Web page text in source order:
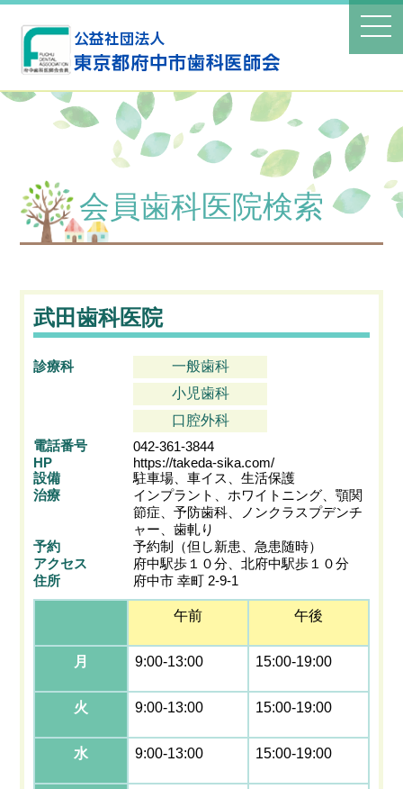
会員歯科医院検索
武田歯科医院
診療科
一般歯科
小児歯科
口腔外科
電話番号
042-361-3844
HP
https://takeda-sika.com/
設備
駐車場、車イス、生活保護
治療
インプラント、ホワイトニング、顎関
節症、予防歯科、ノンクラスプデンチ
ャー、歯軋り
予約
予約制（但し新患、急患随時）
アクセス
府中駅歩１０分、北府中駅歩１０分
住所
府中市 幸町 2-9-1
月
火
水
午前
9:00-13:00
9:00-13:00
9:00-13:00
午後
15:00-19:00
15:00-19:00
15:00-19:00